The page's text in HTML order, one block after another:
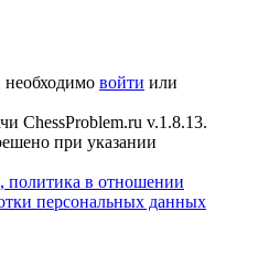
необходимо войти или
ChessProblem.ru v.1.8.13.
при указании
политика в отношении
персональных данных